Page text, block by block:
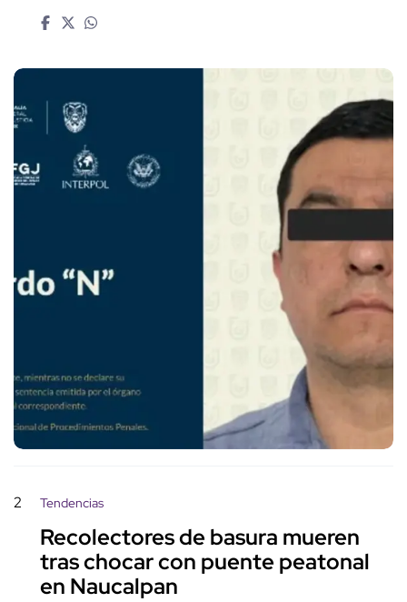
2 Tendencias
Recolectores de basura mueren
tras chocar con puente peatonal
en Naucalpan